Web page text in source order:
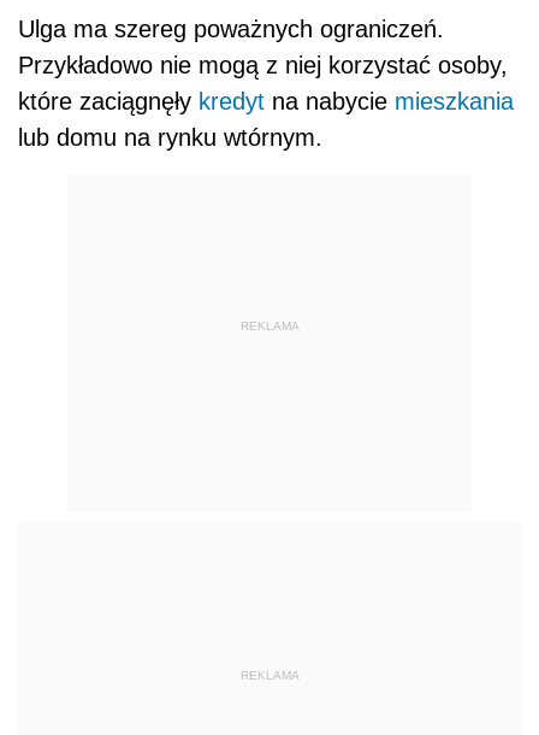
Ulga ma szereg poważnych ograniczeń.
Przykładowo nie mogą z niej korzystać osoby,
które zaciągnęły kredyt na nabycie mieszkania
lub domu na rynku wtórnym.
REKLAMA
REKLAMA